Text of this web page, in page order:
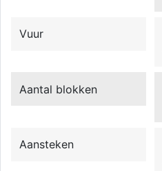
Vuur
Aantal blokken
Aansteken